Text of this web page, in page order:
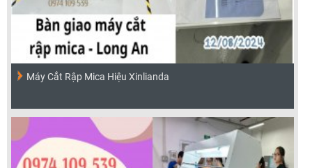
Máy Cắt Rập Mica Hiệu Xinlianda